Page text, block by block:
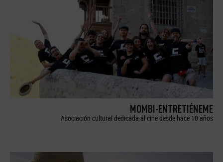
MOMBI-ENTRETIÉNEME
Asociación cultural dedicada al cine desde hace 10 años